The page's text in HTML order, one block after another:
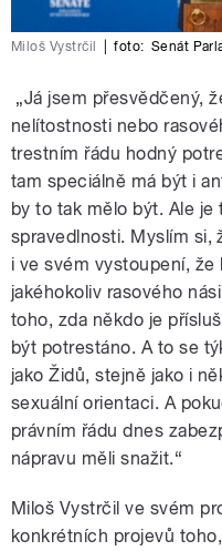
Miloš Vystrčil foto: Senát
„Já jsem přesvědčený,
nelítostnosti nebo
trestním řádu hodný
tam speciálně má být i
by to tak mělo být. Ale
spravedlnosti. Myslím si,
i ve svém vystoupení,
jakéhokoliv rasového
toho, zda někdo je
být potrestáno. A to se
jako Židů, stejně jako i
sexuální orientaci. A
právním řádu dnes
nápravu měli snažit.“
Miloš Vystrčil ve svém
konkrétních projevů